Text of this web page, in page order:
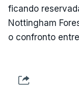
ficando
Nottingham
o confronto